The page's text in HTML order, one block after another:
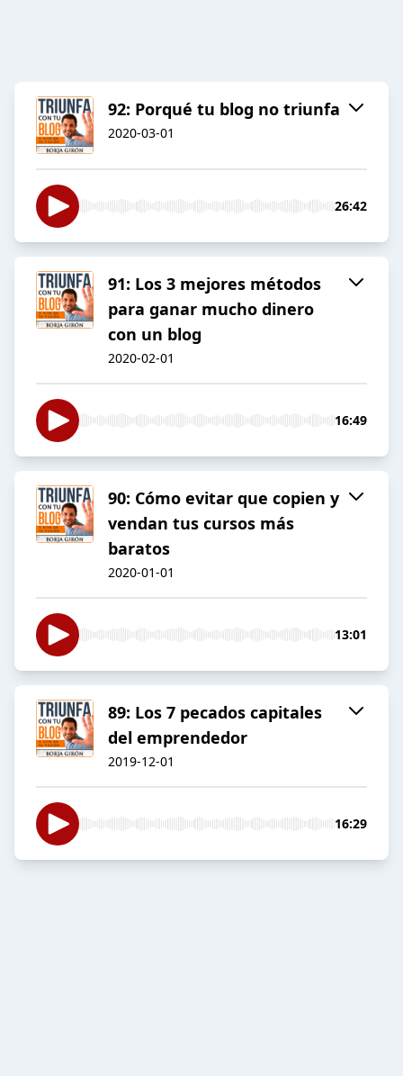
92: Porqué tu blog no triunfa
2020-03-01
26:42
91: Los 3 mejores métodos
para ganar mucho dinero
con un blog
2020-02-01
16:49
90: Cómo evitar que copien y
vendan tus cursos más
baratos
2020-01-01
13:01
89: Los 7 pecados capitales
del emprendedor
2019-12-01
16:29